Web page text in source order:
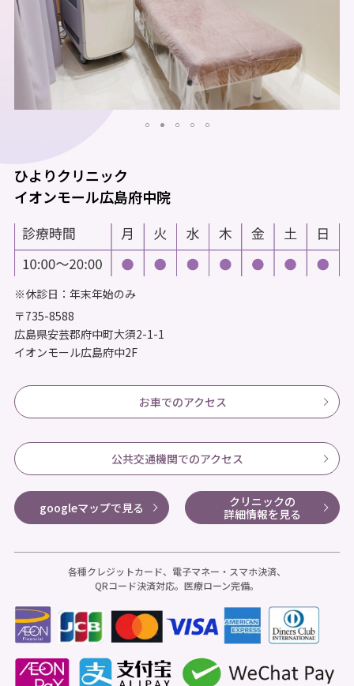
ひよりクリニック
イオンモール広島府中院
※休診日：年末年始のみ
〒735-8588
広島県安芸郡府中町大須2-1-1
イオンモール広島府中2F
お車でのアクセス
公共交通機関でのアクセス
googleマップで見る
クリニックの
詳細情報を見る
各種クレジットカード、電子マネー・スマホ決済、
QRコード決済対応。医療ローン完備。